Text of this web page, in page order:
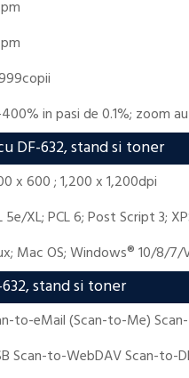
in pasi de 0.1%; zoom
DF-632, stand si toner
x 600 ; 1,200 x 1,200dpi
5e/XL;PCL 6;Post Script 3;
; Mac OS;Windows® 10/8/7/
stand si toner
to-eMail (Scan-to-Me)
Scan-to-WebDAV Scan-to-